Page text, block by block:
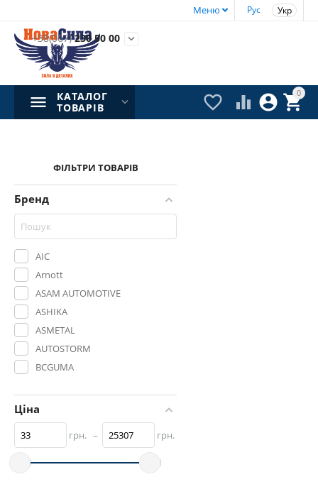
Рус Укр
Меню
+38(067)230 50 00 
0


 
КАТАЛОГ
ТОВАРІВ
ФІЛЬТРИ ТОВАРІВ
Бренд
AIC
Arnott
ASAM AUTOMOTIVE
ASHIKA
ASMETAL
AUTOSTORM
BCGUMA
BGA
BILSTEIN
Ціна
грн. – грн.